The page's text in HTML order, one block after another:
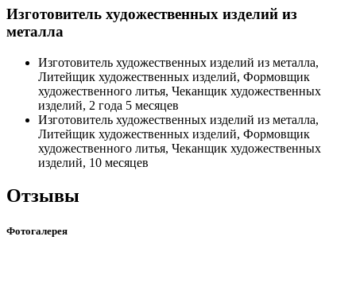
Изготовитель художественных изделий из
металла
Изготовитель художественных изделий из металла,
Литейщик художественных изделий, Формовщик
художественного литья, Чеканщик художественных
изделий, 2 года 5 месяцев
Изготовитель художественных изделий из металла,
Литейщик художественных изделий, Формовщик
художественного литья, Чеканщик художественных
изделий, 10 месяцев
Отзывы
Фотогалерея